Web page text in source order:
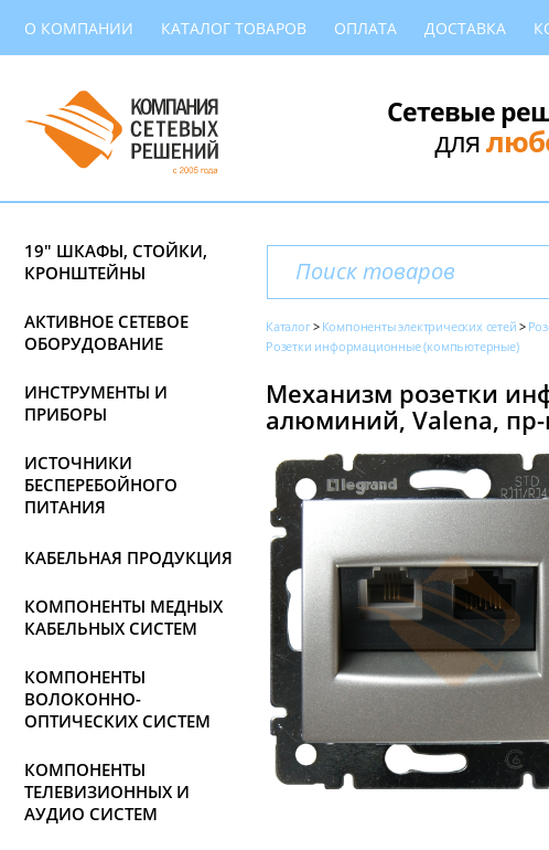
О КОМПАНИИ КАТАЛОГ ТОВАРОВ ОПЛАТА ДОСТАВКА
Сетевые
для
19" ШКАФЫ, СТОЙКИ,
КРОНШТЕЙНЫ
АКТИВНОЕ СЕТЕВОЕ
ОБОРУДОВАНИЕ
ИНСТРУМЕНТЫ И
ПРИБОРЫ
ИСТОЧНИКИ
БЕСПЕРЕБОЙНОГО
ПИТАНИЯ
КАБЕЛЬНАЯ ПРОДУКЦИЯ
КОМПОНЕНТЫ МЕДНЫХ
КАБЕЛЬНЫХ СИСТЕМ
КОМПОНЕНТЫ
ВОЛОКОННО-
ОПТИЧЕСКИХ СИСТЕМ
КОМПОНЕНТЫ
ТЕЛЕВИЗИОННЫХ И
АУДИО СИСТЕМ
Каталог Компоненты электрических сетей
Розетки информационные (компьютерные)
Механизм розетки
алюминий, Valena, пр-